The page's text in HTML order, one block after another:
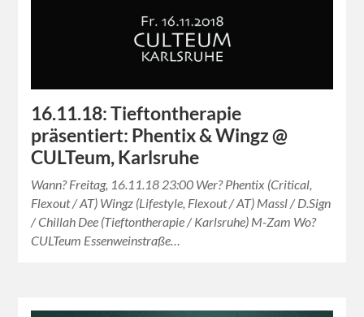
16.11.18: Tieftontherapie
präsentiert: Phentix & Wingz @
CULTeum, Karlsruhe
Wann? Freitag, 16.11.18 23:00 Wer? Phentix (Critical,
Flexout / AT) Wingz (Lifestyle, Flexout / AT) Massl / D.Sign
/ Chillah Dee (Tieftontherapie / Karlsruhe) M-Zam Wo?
CULTeum Essenweinstraße…